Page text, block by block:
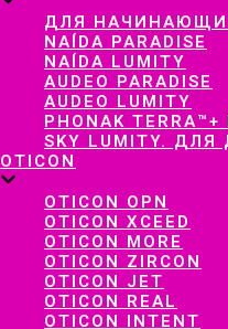
ДЛЯ
NAÍDA PARADISE
NAÍDA LUMITY
AUDEO PARADISE
AUDEO LUMITY
PHONAK TERRA™+
SKY LUMITY. ДЛЯ
OTICON
OTICON OPN
OTICON XCEED
OTICON MORE
OTICON ZIRCON
OTICON JET
OTICON REAL
OTICON INTENT